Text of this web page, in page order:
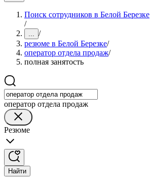
Поиск сотрудников в Белой Березке
/
... /
резюме в Белой Березке/
оператор отдела продаж/
полная занятость
оператор отдела продаж
Резюме
Найти